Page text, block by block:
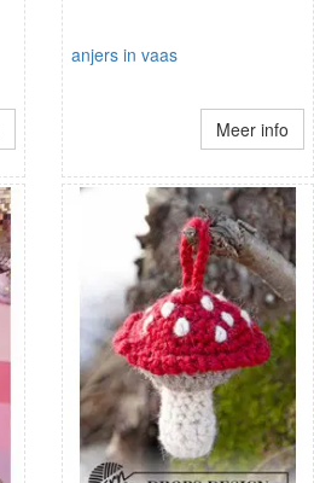
anjers in vaas
Meer info